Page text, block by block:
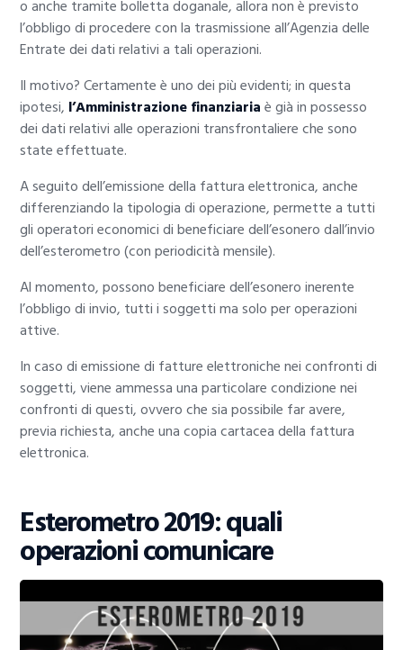
o anche tramite bolletta doganale, allora non è previsto
l’obbligo di procedere con la trasmissione all’Agenzia delle
Entrate dei dati relativi a tali operazioni.
Il motivo? Certamente è uno dei più evidenti; in questa
ipotesi, l’Amministrazione finanziariaè già in possesso
dei dati relativi alle operazioni transfrontaliere che sono
state effettuate.
A seguito dell’emissione della fattura elettronica, anche
differenziando la tipologia di operazione, permette a tutti
gli operatori economici di beneficiare dell’esonero dall’invio
dell’esterometro (con periodicità mensile).
Al momento, possono beneficiare dell’esonero inerente
l’obbligo di invio, tutti i soggetti ma solo per operazioni
attive.
In caso di emissione di fatture elettroniche nei confronti di
soggetti, viene ammessa una particolare condizione nei
confronti di questi, ovvero che sia possibile far avere,
previa richiesta, anche una copia cartacea della fattura
elettronica.
Esterometro 2019: quali
operazioni comunicare